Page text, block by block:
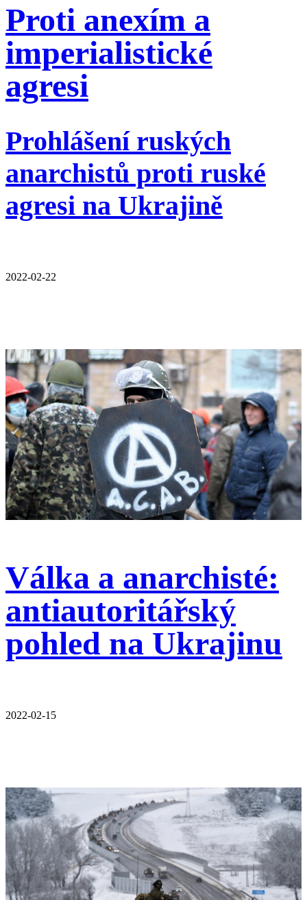
Proti anexím a
imperialistické
agresi
Prohlášení ruských
anarchistů proti ruské
agresi na Ukrajině
2022-02-22
Válka a anarchisté:
antiautoritářský
pohled na Ukrajinu
2022-02-15